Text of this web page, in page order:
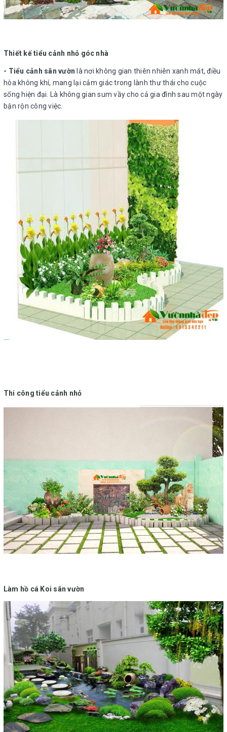
Thiết kế tiểu cảnh nhỏ góc nhà
- Tiểu cảnh sân vườn là nơi không gian thiên nhiên xanh mát, điều
hòa không khí, mang lại cảm giác trong lành thư thái cho cuộc
sống hiện đại. Là không gian sum vầy cho cả gia đình sau một ngày
bận rộn công việc.
Thi công tiểu cảnh nhỏ
Làm hồ cá Koi sân vườn